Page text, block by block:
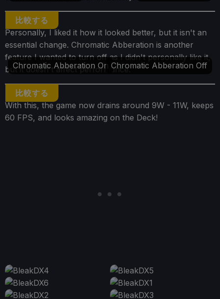
比較する
Personally, I liked it how it looked better, but it isn't an
essential change. Chromatic Abberation is another
feature I wanted to turn off as I didn't personally like it,
but it doesn't affect performance.
比較する
Chromatic Abberation On Chromatic Abberation Off
With this, the game now drains around 9W - 11W, keeps
60 FPS, and looks amazing on the Deck!